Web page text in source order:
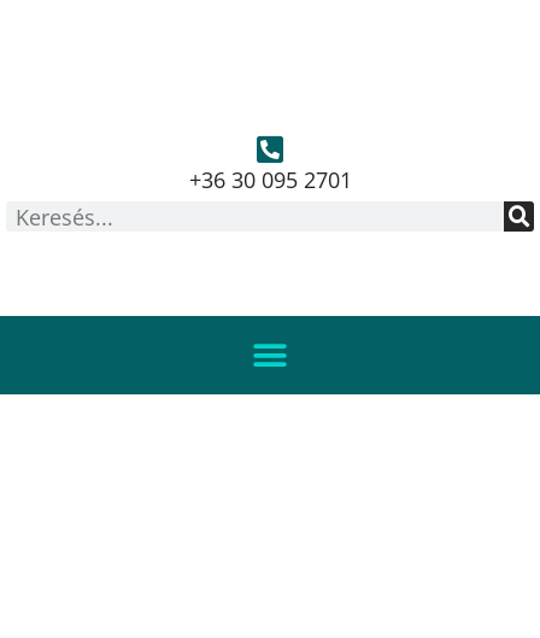
+36 30 095 2701